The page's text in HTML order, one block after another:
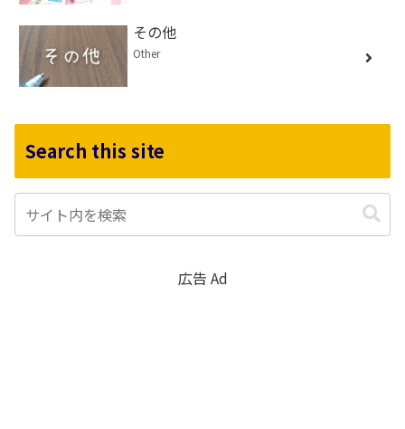
その他
Other
Search this site
広告 Ad